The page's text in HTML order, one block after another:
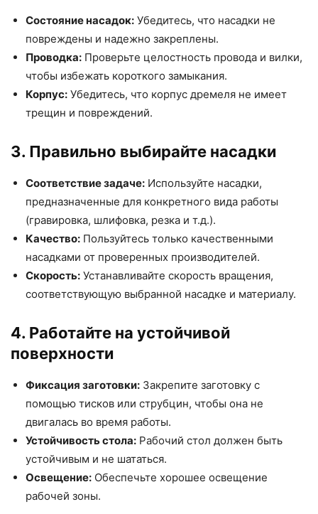
Состояние насадок: Убедитесь, что насадки не
повреждены и надежно закреплены.
Проводка: Проверьте целостность провода и вилки,
чтобы избежать короткого замыкания.
Корпус: Убедитесь, что корпус дремеля не имеет
трещин и повреждений.
3. Правильно выбирайте насадки
Соответствие задаче: Используйте насадки,
предназначенные для конкретного вида работы
(гравировка, шлифовка, резка и т.д.).
Качество: Пользуйтесь только качественными
насадками от проверенных производителей.
Скорость: Устанавливайте скорость вращения,
соответствующую выбранной насадке и материалу.
4. Работайте на устойчивой
поверхности
Фиксация заготовки: Закрепите заготовку с
помощью тисков или струбцин, чтобы она не
двигалась во время работы.
Устойчивость стола: Рабочий стол должен быть
устойчивым и не шататься.
Освещение: Обеспечьте хорошее освещение
рабочей зоны.